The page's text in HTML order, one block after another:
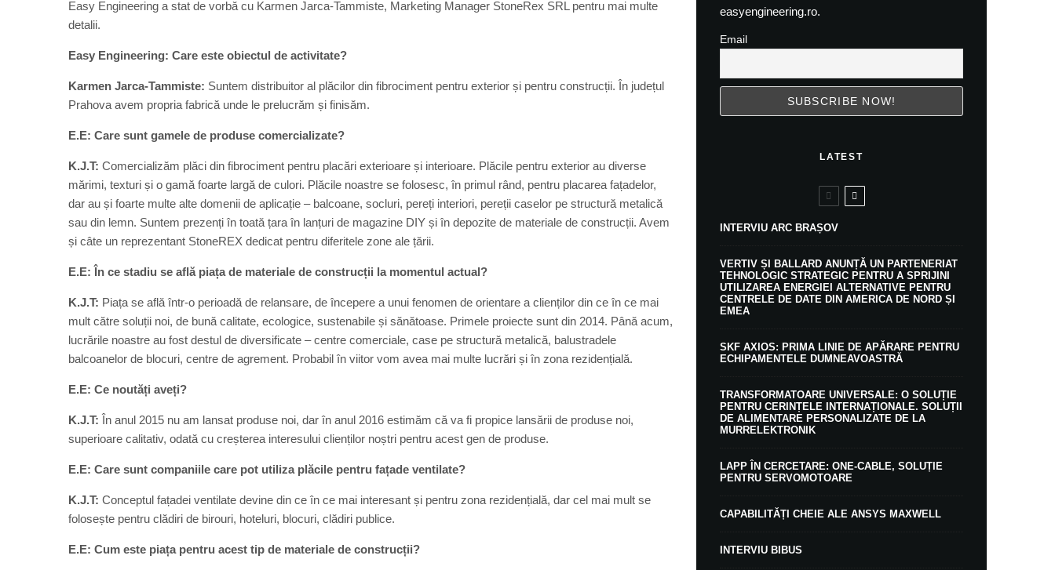
Easy Engineering a stat de vorbă cu Karmen Jarca-Tammiste, Marketing Manager StoneRex SRL pentru mai multe
detalii.
Easy Engineering: Care este obiectul de activitate?
Karmen Jarca-Tammiste: Suntem distribuitor al plăcilor din fibrociment pentru exterior și pentru construcții. În județul
Prahova avem propria fabrică unde le prelucrăm și finisăm.
E.E: Care sunt gamele de produse comercializate?
K.J.T: Comercializăm plăci din fibrociment pentru placări exterioare și interioare. Plăcile pentru exterior au diverse
mărimi, texturi și o gamă foarte largă de culori. Plăcile noastre se folosesc, în primul rând, pentru placarea fațadelor,
dar au și foarte multe alte domenii de aplicație – balcoane, socluri, pereți interiori, pereții caselor pe structură metalică
sau din lemn. Suntem prezenți în toată țara în lanțuri de magazine DIY și în depozite de materiale de construcții. Avem
și câte un reprezentant StoneREX dedicat pentru diferitele zone ale țării.
E.E: În ce stadiu se află piața de materiale de construcții la momentul actual?
K.J.T: Piața se află într-o perioadă de relansare, de începere a unui fenomen de orientare a clienților din ce în ce mai
mult către soluții noi, de bună calitate, ecologice, sustenabile și sănătoase. Primele proiecte sunt din 2014. Până acum,
lucrările noastre au fost destul de diversificate – centre comerciale, case pe structură metalică, balustradele
balcoanelor de blocuri, centre de agrement. Probabil în viitor vom avea mai multe lucrări și în zona rezidențială.
E.E: Ce noutăți aveți?
K.J.T: În anul 2015 nu am lansat produse noi, dar în anul 2016 estimăm că va fi propice lansării de produse noi,
superioare calitativ, odată cu creșterea interesului clienților noștri pentru acest gen de produse.
E.E: Care sunt companiile care pot utiliza plăcile pentru fațade ventilate?
K.J.T: Conceptul fațadei ventilate devine din ce în ce mai interesant și pentru zona rezidențială, dar cel mai mult se
folosește pentru clădiri de birouri, hoteluri, blocuri, clădiri publice.
E.E: Cum este piața pentru acest tip de materiale de construcții?
easyengineering.ro.
Email
LATEST
INTERVIU ARC BRAȘOV
VERTIV ȘI BALLARD ANUNȚĂ UN PARTENERIAT
TEHNOLOGIC STRATEGIC PENTRU A SPRIJINI
UTILIZAREA ENERGIEI ALTERNATIVE PENTRU
CENTRELE DE DATE DIN AMERICA DE NORD ȘI
EMEA
SKF AXIOS: PRIMA LINIE DE APĂRARE PENTRU
ECHIPAMENTELE DUMNEAVOASTRĂ
TRANSFORMATOARE UNIVERSALE: O SOLUȚIE
PENTRU CERINȚELE INTERNAȚIONALE. SOLUȚII
DE ALIMENTARE PERSONALIZATE DE LA
MURRELEKTRONIK
LAPP ÎN CERCETARE: ONE-CABLE, SOLUȚIE
PENTRU SERVOMOTOARE
CAPABILITĂȚI CHEIE ALE ANSYS MAXWELL
INTERVIU BIBUS